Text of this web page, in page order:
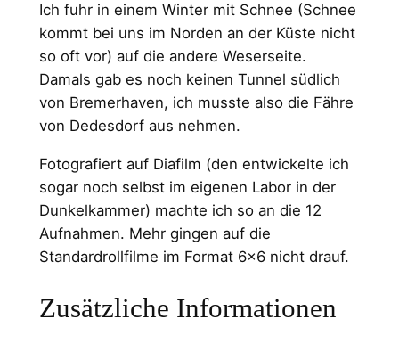
Ich fuhr in einem Winter mit Schnee (Schnee
kommt bei uns im Norden an der Küste nicht
so oft vor) auf die andere Weserseite.
Damals gab es noch keinen Tunnel südlich
von Bremerhaven, ich musste also die Fähre
von Dedesdorf aus nehmen.
Fotografiert auf Diafilm (den entwickelte ich
sogar noch selbst im eigenen Labor in der
Dunkelkammer) machte ich so an die 12
Aufnahmen. Mehr gingen auf die
Standardrollfilme im Format 6×6 nicht drauf.
Zusätzliche Informationen